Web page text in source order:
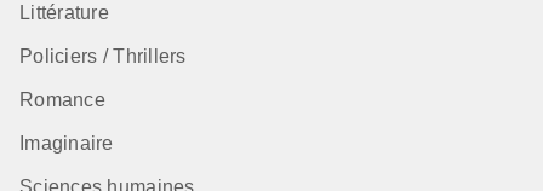
Littérature
Policiers / Thrillers
Romance
Imaginaire
Sciences humaines